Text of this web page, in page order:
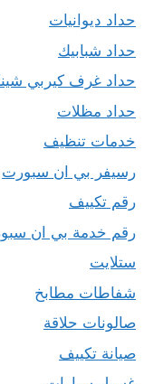
حداد ديوانيات
حداد شبابيك
حداد غرف كيربي
حداد مظلات
خدمات تنظيف
رسيفر بي ان سبورت
رقم تكييف
رقم خدمة بي ان
ستلايت
شفاطات مطابخ
صالونات حلاقة
صيانة تكييف